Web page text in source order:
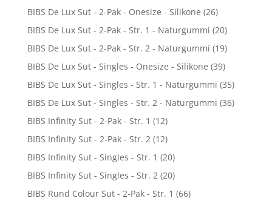
BIBS De Lux Sut - 2-Pak - Onesize - Silikone (26)
BIBS De Lux Sut - 2-Pak - Str. 1 - Naturgummi (20)
BIBS De Lux Sut - 2-Pak - Str. 2 - Naturgummi (19)
BIBS De Lux Sut - Singles - Onesize - Silikone (39)
BIBS De Lux Sut - Singles - Str. 1 - Naturgummi (35)
BIBS De Lux Sut - Singles - Str. 2 - Naturgummi (36)
BIBS Infinity Sut - 2-Pak - Str. 1 (12)
BIBS Infinity Sut - 2-Pak - Str. 2 (12)
BIBS Infinity Sut - Singles - Str. 1 (20)
BIBS Infinity Sut - Singles - Str. 2 (20)
BIBS Rund Colour Sut - 2-Pak - Str. 1 (66)